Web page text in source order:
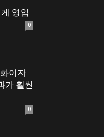
영입
0
이자
가 훨씬
0